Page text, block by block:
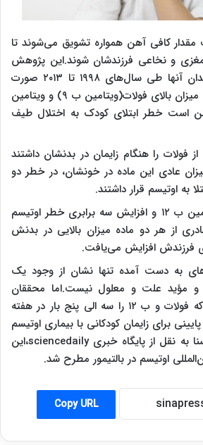
مقدار کافی آهن همواره تشویق می‌شوند تا
و نخاعی فرزندشان شوند.این پژوهش
که روی ۱۴۰۰ زن و فرزندان آنها طی سال‌های ۱۹۹۸ تا ۲۰۱۳ صورت
گرفت، نشان می‌دهد که میزان بالای فولات(ویتامین ب ۹) و ویتامین
است خطر ابتلای کودک به اختلال طیف
از فولات را هنگام زایمان در بدنشان داشتند
عادی این ماده در خونشان، در خطر دو
به اوتیسم قرار داشتند.
این نتیجه در مورد ویتامین ب ۱۲ و افزایش سه برابری خطر اوتیسم
از هر دو ماده میزان بالایی در بدنش
فرزندش افزایش می‌یافت.
به دست آمده تنها نشان از وجود یک
و مؤید علت و معلول نیست.اما محققان
خاطرنشان کردند زنانی که فولات و ب ۱۲ را سه الی پنج بار در هفته
برای زایمان کودکانی با بیماری اوتیسم
قرار دارند. به گزارش ایسنا به نقل از پایگاه خبری sciencedaily،این
اوتیسم در بالتیمور مطرح شد.
Copy URL